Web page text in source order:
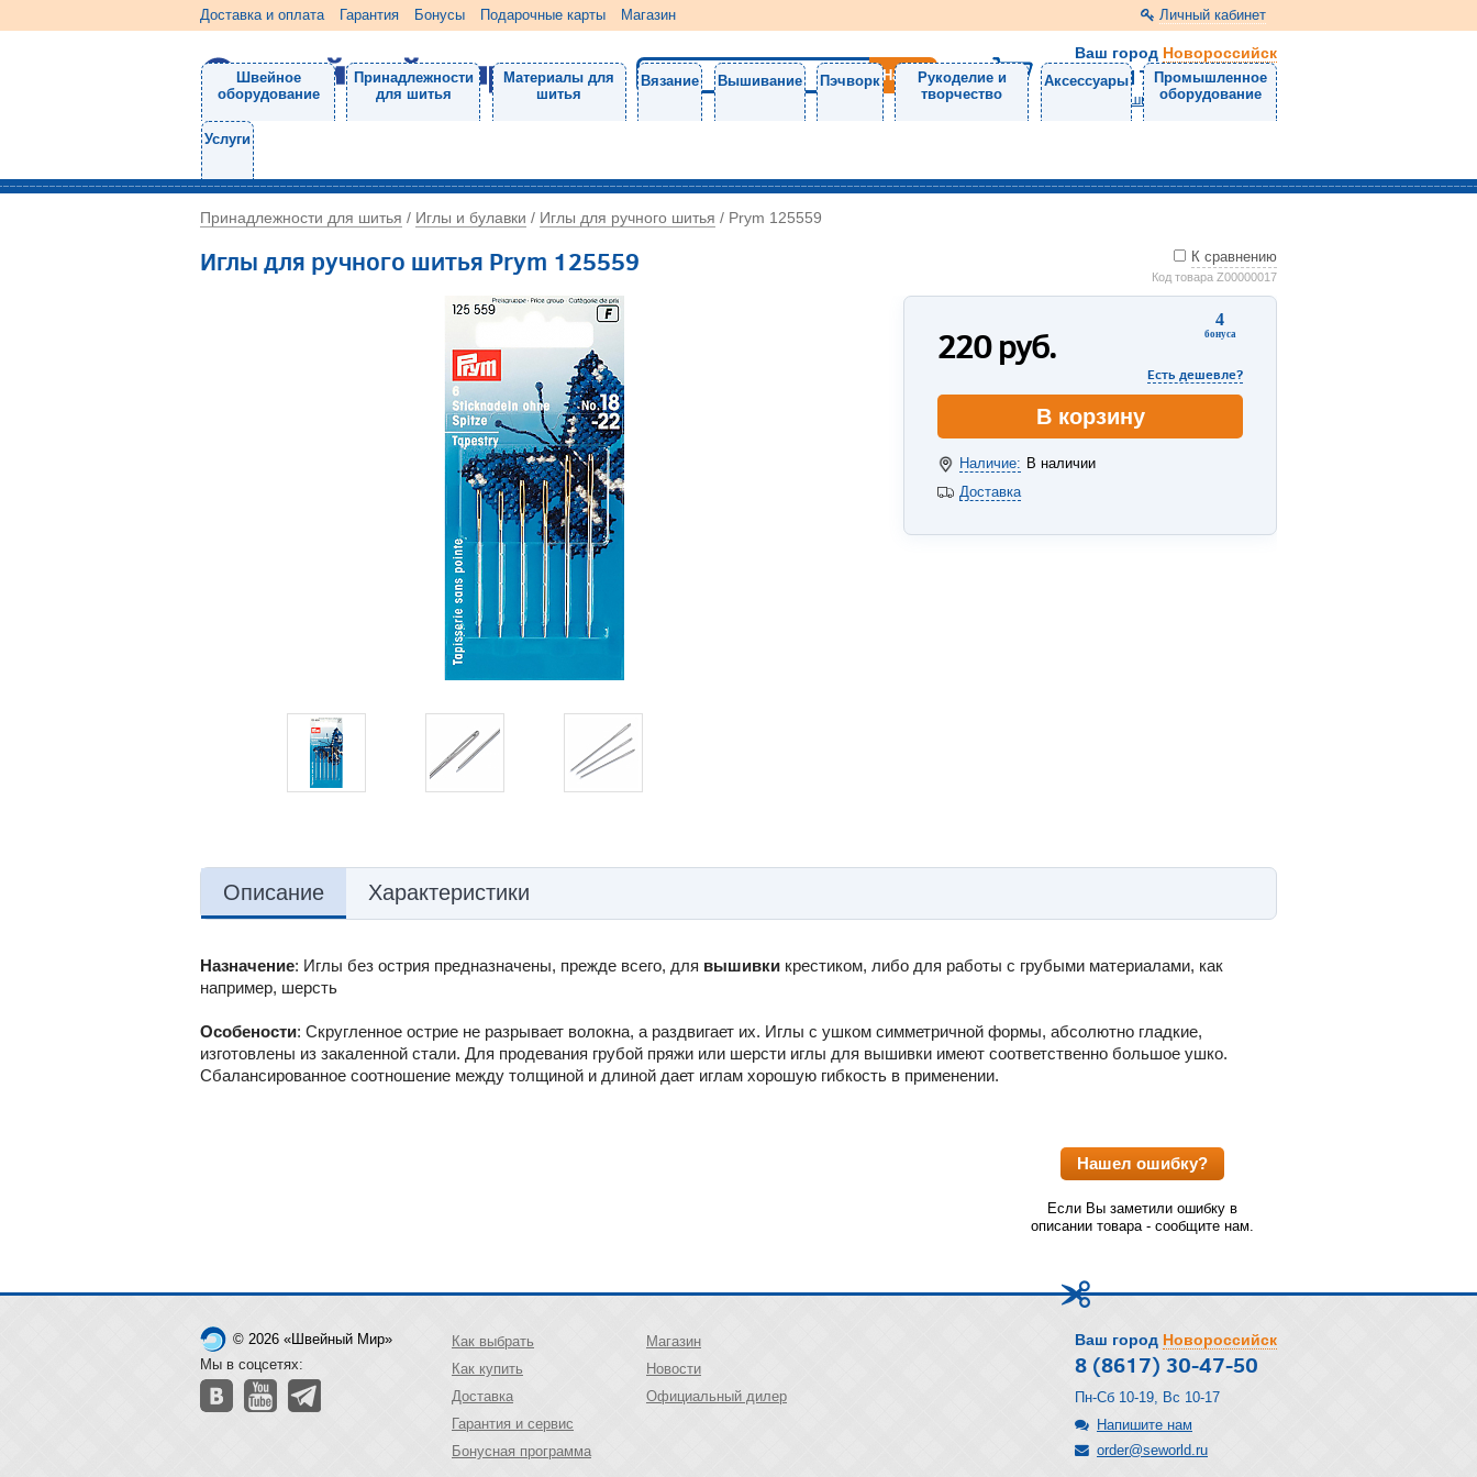
Доставка и оплата Гарантия Бонусы Подарочные карты Магазин Личный кабинет
Ваш город Новороссийск
8 (8617) 30-47-50
Напишите нам
Швейное
оборудование
Принадлежности
для шитья
Материалы для
шитья
Вязание Вышивание Пэчворк
Рукоделие и
творчество
Аксессуары
Промышленное
оборудование
Услуги
Принадлежности для шитья / Иглы и булавки / Иглы для ручного шитья / Prym 125559
Иглы для ручного шитья Prym 125559 К сравнению
Код товара Z00000017
4
бонуса
220руб.
Есть дешевле?
В корзину
Наличие: В наличии
Доставка
Описание Характеристики
Назначение: Иглы без острия предназначены, прежде всего, для вышивки крестиком, либо для работы с грубыми материалами, как
например, шерсть
Особености: Скругленное острие не разрывает волокна, а раздвигает их. Иглы с ушком симметричной формы, абсолютно гладкие,
изготовлены из закаленной стали. Для продевания грубой пряжи или шерсти иглы для вышивки имеют соответственно большое ушко.
Сбалансированное соотношение между толщиной и длиной дает иглам хорошую гибкость в применении.
Нашел ошибку?
Если Вы заметили ошибку в
описании товара - сообщите нам.
© 2026 «Швейный Мир»
Мы в соцсетях:
Как выбрать
Как купить
Доставка
Гарантия и сервис
Бонусная программа
Магазин
Новости
Официальный дилер
Ваш город Новороссийск
8 (8617) 30-47-50
Пн-Сб 10-19, Вс 10-17
Напишите нам
order@seworld.ru